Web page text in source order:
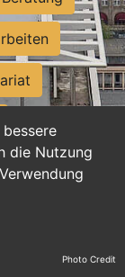
die Nutzung
Photo Credit